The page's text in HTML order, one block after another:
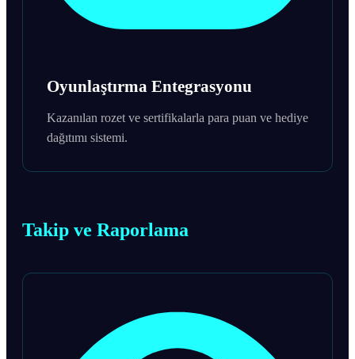
Oyunlaştırma Entegrasyonu
Kazanılan rozet ve sertifikalarla para puan ve hediye
dağıtımı sistemi.
Takip ve Raporlama